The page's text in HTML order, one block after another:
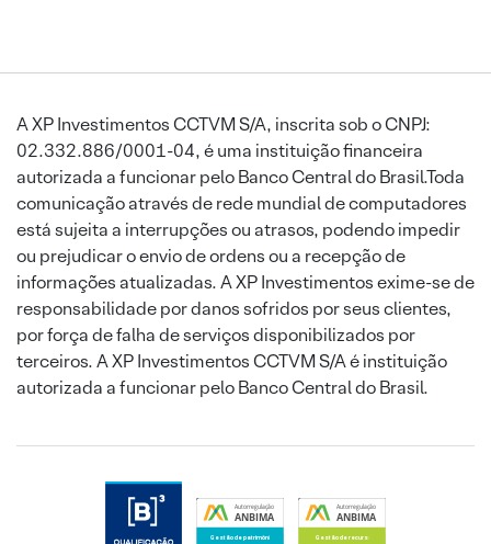
A XP Investimentos CCTVM S/A, inscrita sob o CNPJ:
02.332.886/0001-04, é uma instituição financeira
autorizada a funcionar pelo Banco Central do Brasil.Toda
comunicação através de rede mundial de computadores
está sujeita a interrupções ou atrasos, podendo impedir
ou prejudicar o envio de ordens ou a recepção de
informações atualizadas. A XP Investimentos exime-se de
responsabilidade por danos sofridos por seus clientes,
por força de falha de serviços disponibilizados por
terceiros. A XP Investimentos CCTVM S/A é instituição
autorizada a funcionar pelo Banco Central do Brasil.